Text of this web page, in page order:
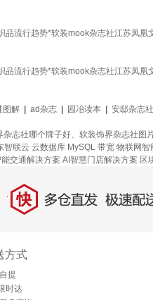
流行趋势*软装mook杂志社江苏凤凰
流行趋势*软装mook杂志社江苏凤凰
图解 ad杂志 园冶读本 安邸杂志社
志社哪个牌子好、软装饰界杂志社
智联云 云数据库 MySQL 带宽 物联网智
交通解决方案 AI智慧门店解决方案 区
快 多仓直发，极速配送
方式
提
时达